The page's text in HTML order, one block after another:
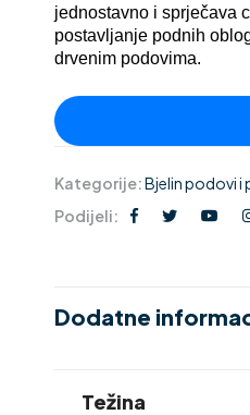
jednostavno i sprječava
postavljanje podnih
drvenim podovima.
Kategorije:Bjelin podovi i
Podijeli:
Dodatne
Težina